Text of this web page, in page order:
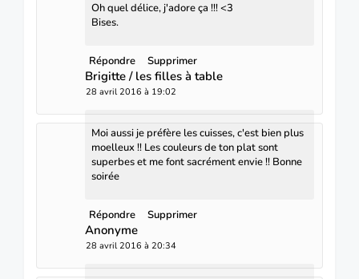
Oh quel délice, j'adore ça !!! <3
Bises.
Répondre Supprimer
Brigitte / les filles à table
28 avril 2016 à 19:02
Moi aussi je préfère les cuisses, c'est bien plus
moelleux !! Les couleurs de ton plat sont
superbes et me font sacrément envie !! Bonne
soirée
Répondre Supprimer
Anonyme
28 avril 2016 à 20:34